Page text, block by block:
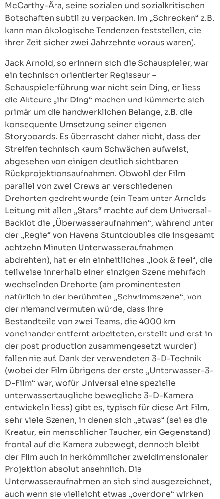
McCarthy-Ära, seine sozialen und sozialkritischen
Botschaften subtil zu verpacken. Im „Schrecken“ z.B.
kann man ökologische Tendenzen feststellen, die
ihrer Zeit sicher zwei Jahrzehnte voraus waren).
Jack Arnold, so erinnern sich die Schauspieler, war
ein technisch orientierter Regisseur –
Schauspielerführung war nicht sein Ding, er liess
die Akteure „ihr Ding“ machen und kümmerte sich
primär um die handwerklichen Belange, z.B. die
konsequente Umsetzung seiner eigenen
Storyboards. Es überrascht daher nicht, dass der
Streifen technisch kaum Schwächen aufweist,
abgesehen von einigen deutlich sichtbaren
Rückprojektionsaufnahmen. Obwohl der Film
parallel von zwei Crews an verschiedenen
Drehorten gedreht wurde (ein Team unter Arnolds
Leitung mit allen „Stars“ machte auf dem Universal-
Backlot die „Überwasseraufnahmen“, während unter
der „Regie“ von Havens Stuntdoubles die insgesamt
achtzehn Minuten Unterwasseraufnahmen
abdrehten), hat er ein einheitliches „look & feel“, die
teilweise innerhalb einer einzigen Szene mehrfach
wechselnden Drehorte (am prominentesten
natürlich in der berühmten „Schwimmszene“, von
der niemand vermuten würde, dass ihre
Bestandteile von zwei Teams, die 4000 km
voneinander entfernt arbeiteten, erstellt und erst in
der post production zusammengesetzt wurden)
fallen nie auf. Dank der verwendeten 3-D-Technik
(wobei der Film übrigens der erste „Unterwasser-3-
D-Film“ war, wofür Universal eine spezielle
unterwassertaugliche bewegliche 3-D-Kamera
entwickeln liess) gibt es, typisch für diese Art Film,
sehr viele Szenen, in denen sich „etwas“ (sei es die
Kreatur, ein menschlicher Taucher, ein Gegenstand)
frontal auf die Kamera zubewegt, dennoch bleibt
der Film auch in herkömmlicher zweidimensionaler
Projektion absolut ansehnlich. Die
Unterwasseraufnahmen an sich sind ausgezeichnet,
auch wenn sie vielleicht etwas „overdone“ wirken